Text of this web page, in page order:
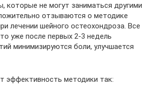
которые не могут заниматься другими
отзываются о методике
лечении шейного остеохондроза. Все
уже после первых 2-3 недель
минимизируются боли, улучшается
эффективность методики так: